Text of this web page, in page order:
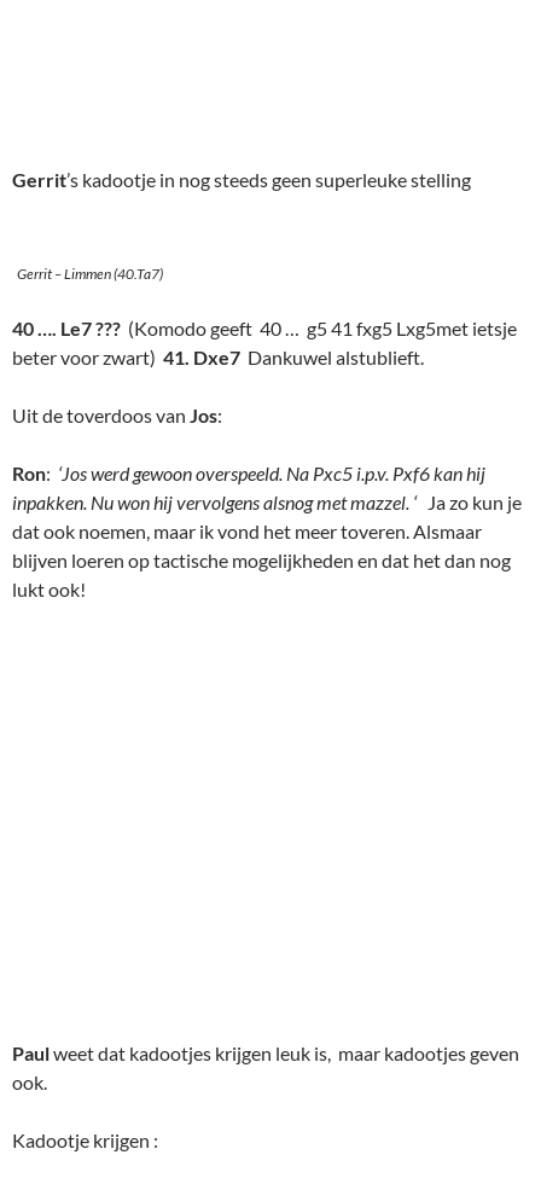
Gerrit’s kadootje in nog steeds geen superleuke stelling
Gerrit – Limmen (40.Ta7)
40 …. Le7 ??? (Komodo geeft 40 … g5 41 fxg5 Lxg5met ietsje
beter voor zwart) 41. Dxe7 Dankuwel alstublieft.
Uit de toverdoos van Jos:
Ron: ‘Jos werd gewoon overspeeld. Na Pxc5 i.p.v. Pxf6 kan hij
inpakken. Nu won hij vervolgens alsnog met mazzel. ‘Ja zo kun je
dat ook noemen, maar ik vond het meer toveren. Alsmaar
blijven loeren op tactische mogelijkheden en dat het dan nog
lukt ook!
Paulweet dat kadootjes krijgen leuk is, maar kadootjes geven
ook.
Kadootje krijgen :